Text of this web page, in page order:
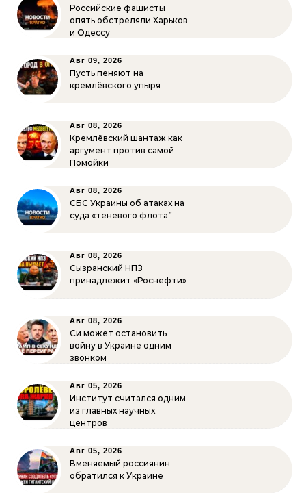
Российские фашисты
опять обстреляли Харьков
и Одессу
Авг 09, 2026
Пусть пеняют на
кремлёвского упыря
Авг 08, 2026
Кремлёвский шантаж как
аргумент против самой
Помойки
Авг 08, 2026
СБС Украины об атаках на
суда «теневого флота”
Авг 08, 2026
Сызранский НПЗ
принадлежит «Роснефти»
Авг 08, 2026
Си может остановить
войну в Украине одним
звонком
Авг 05, 2026
Институт считался одним
из главных научных
центров
Авг 05, 2026
Вменяемый россиянин
обратился к Украине